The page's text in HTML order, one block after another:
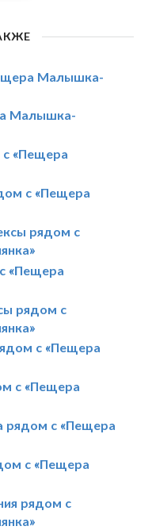
Малышка-
Малышка-
«Пещера
с «Пещера
рядом с
«Пещера
рядом с
с «Пещера
с «Пещера
рядом с «Пещера
с «Пещера
рядом с